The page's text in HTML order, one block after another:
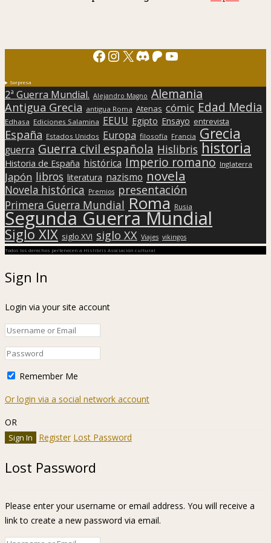
Facebook
Instagram
X Discord
Patreon
YouTube
Sorpresa
2ª Guerra Mundial. Alejandro Magno Alemania
Antigua Grecia antigua Roma Atenas cómic Edad Media
Edhasa Ediciones Salamina EEUU Egipto Ensayo entrevista
España Estados Unidos Europa filosofía Francia Grecia
guerra Guerra civil española Hislibris historia
Historia de España histórica Imperio romano Inglaterra
Japón libros literatura nazismo novela
Novela histórica Premios presentación
Primera Guerra Mundial Roma Rusia
Segunda Guerra Mundial
Siglo XIX siglo XVI siglo XX Viajes vikingos
Todos los derechos pertenecen a Hislibris Asociación cultural
Sign In
Login via your site account
Remember Me
Or login via a social network account
OR
Register Lost Password
Lost Password
Please enter your username or email address. You will receive a
link to create a new password via email.